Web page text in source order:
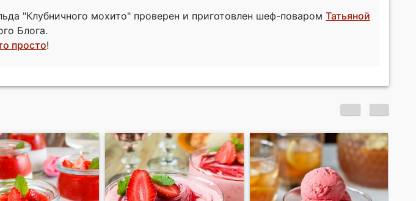
"Клубничного мохито" проверен и приготовлен шеф-поваром Татьяной
Блога.
просто!
Клубничное желе с
шампанским